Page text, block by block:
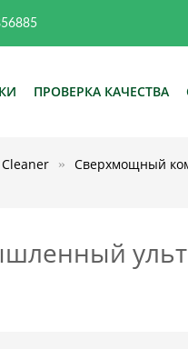
ПРОВЕРКА КАЧЕСТВА
Сверхмощный